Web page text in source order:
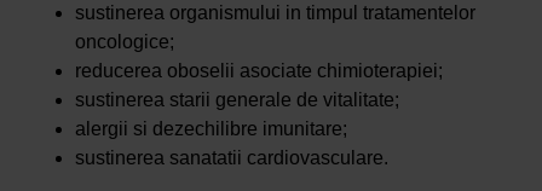
sustinerea organismului in timpul tratamentelor
oncologice;
reducerea oboselii asociate chimioterapiei;
sustinerea starii generale de vitalitate;
alergii si dezechilibre imunitare;
sustinerea sanatatii cardiovasculare.